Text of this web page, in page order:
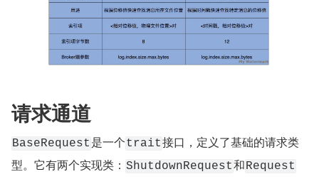
请求通道
BaseRequest 是一个trait接口，定义了基础的请求类
型。它有两个实现类： ShutdownRequest和Request